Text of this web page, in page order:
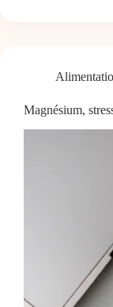
Magnésium,